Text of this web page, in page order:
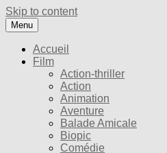
Skip to content
Menu
Accueil
Film
Action-thriller
Action
Animation
Aventure
Balade Amicale
Biopic
Comédie